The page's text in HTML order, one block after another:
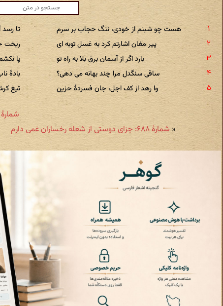
هست چو شبنم از خودی، ننگ حجاب بر سرم
تا
پیر مغان اشارتم کرد به غسل توبه ای
ریخت
بارد اگر از آسمان برق بلا به راه تو
پا
ساقی سنگدل مرا چند بهانه می دهی؟
بادهٔ
وا رهد از کف اجل، جان فسردهٔ حزین
تیغ
شمارهٔ ۶۹۰: در غمت ترک گفتگو کردم
« شمارهٔ ۶۸۸: جزای دوستی از شعله رخساران غمی دارم